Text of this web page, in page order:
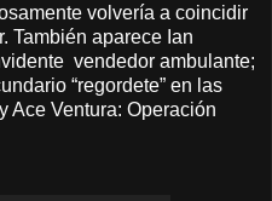
volvería a coincidir
También aparece Ian
vendedor ambulante;
“regordete” en las
Ace Ventura: Operación